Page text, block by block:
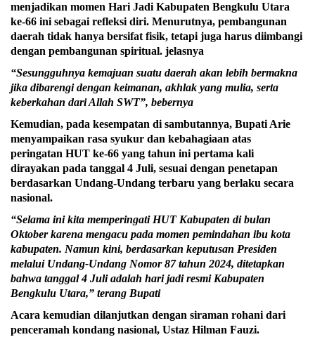
menjadikan momen Hari Jadi Kabupaten Bengkulu Utara
ke-66 ini sebagai refleksi diri. Menurutnya, pembangunan
daerah tidak hanya bersifat fisik, tetapi juga harus diimbangi
dengan pembangunan spiritual. jelasnya
“Sesungguhnya kemajuan suatu daerah akan lebih bermakna
jika dibarengi dengan keimanan, akhlak yang mulia, serta
keberkahan dari Allah SWT”, bebernya
Kemudian, pada kesempatan di sambutannya, Bupati Arie
menyampaikan rasa syukur dan kebahagiaan atas
peringatan HUT ke-66 yang tahun ini pertama kali
dirayakan pada tanggal 4 Juli, sesuai dengan penetapan
berdasarkan Undang-Undang terbaru yang berlaku secara
nasional.
“Selama ini kita memperingati HUT Kabupaten di bulan
Oktober karena mengacu pada momen pemindahan ibu kota
kabupaten. Namun kini, berdasarkan keputusan Presiden
melalui Undang-Undang Nomor 87 tahun 2024, ditetapkan
bahwa tanggal 4 Juli adalah hari jadi resmi Kabupaten
Bengkulu Utara,” terang Bupati
Acara kemudian dilanjutkan dengan siraman rohani dari
penceramah kondang nasional, Ustaz Hilman Fauzi.